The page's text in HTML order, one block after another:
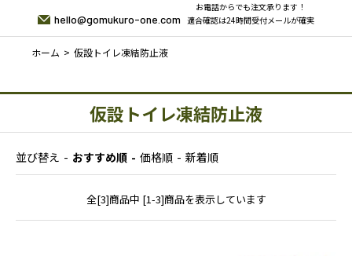
hello@gomukuro-one.com
お電話からでも注文承ります！
適合確認は24時間受付メールが確実
ホーム 仮設トイレ凍結防止液
仮設トイレ凍結防止液
並び替え おすすめ順 価格順 新着順
全[3]商品中 [1-3]商品を表示しています